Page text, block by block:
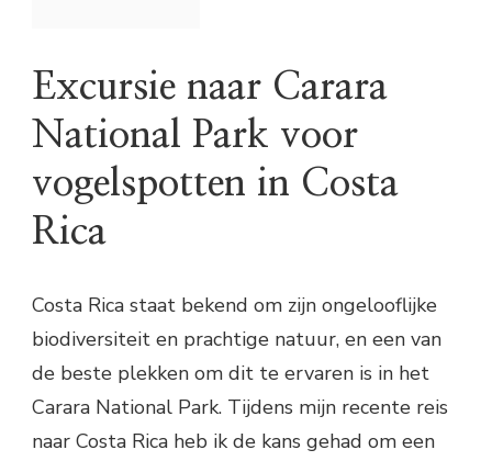
Excursie naar Carara
National Park voor
vogelspotten in Costa
Rica
Costa Rica staat bekend om zijn ongelooflijke
biodiversiteit en prachtige natuur, en een van
de beste plekken om dit te ervaren is in het
Carara National Park. Tijdens mijn recente reis
naar Costa Rica heb ik de kans gehad om een